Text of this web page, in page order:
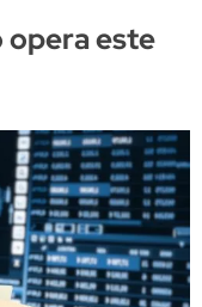
opera este